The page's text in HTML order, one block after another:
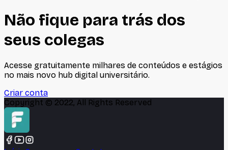
Não fique para trás dos
seus colegas
Acesse gratuitamente milhares de conteúdos e estágios
no mais novo hub digital universitário.
Criar conta
Copyright © 2022, All Rights Reserved